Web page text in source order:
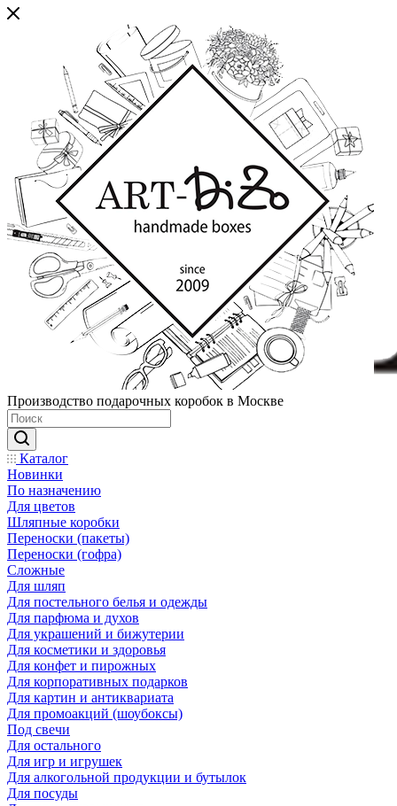
Производство подарочных коробок в Москве
Каталог
Новинки
По назначению
Для цветов
Шляпные коробки
Переноски (пакеты)
Переноски (гофра)
Сложные
Для шляп
Для постельного белья и одежды
Для парфюма и духов
Для украшений и бижутерии
Для косметики и здоровья
Для конфет и пирожных
Для корпоративных подарков
Для картин и антиквариата
Для промоакций (шоубоксы)
Под свечи
Для остального
Для игр и игрушек
Для алкогольной продукции и бутылок
Для посуды